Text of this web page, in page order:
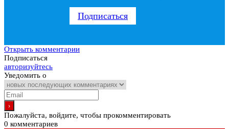
Подписаться
Открыть комментарии
Подписаться
авторизуйтесь
Уведомить о
Пожалуйста, войдите, чтобы прокомментировать
0 комментариев